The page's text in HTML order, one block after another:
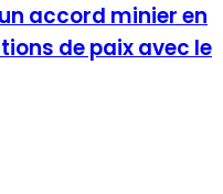
accord minier en
de paix avec le